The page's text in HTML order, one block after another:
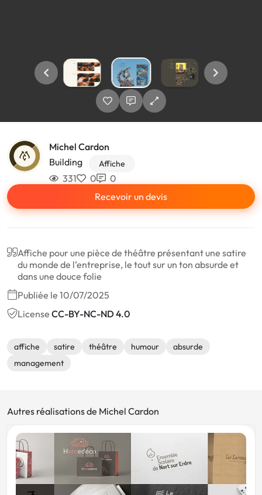
Michel Cardon
Building
Affiche
331 0
0
Recevoir un devis
Affiche pour une pièce de théâtre présentant une satire
du monde de l’entreprise, le tout sur un ton absurde et
dans une douce folie
Publiée le 10/07/2025
License CC-BY-NC-ND 4.0
affiche satire théâtre humour
absurde
management
Autres réalisations de Michel Cardon